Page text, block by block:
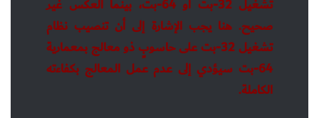
تشغيل 32-بت أو 64-بت، بينما العكس غير
صحيح. هنا يجب الإشارة إلى أن تنصيب نظام
تشغيل 32-بت على حاسوبٍ ذو معالج بمعمارية
64-بت سيؤدي إلى عدم عمل المعالج بكفاءته
الكاملة.